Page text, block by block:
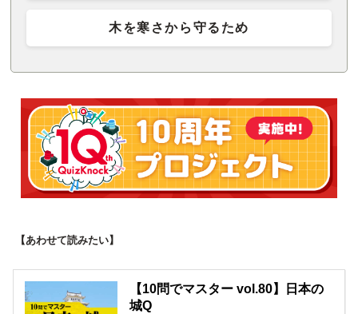
木を寒さから守るため
【あわせて読みたい】
【10問でマスター vol.80】日本の
城Q